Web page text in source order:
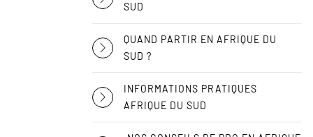
SUD
QUAND PARTIR EN AFRIQUE DU
SUD ?
INFORMATIONS PRATIQUES
AFRIQUE DU SUD